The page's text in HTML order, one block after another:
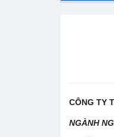
CÔNG TY
NGÀNH